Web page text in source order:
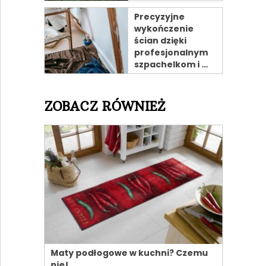
Precyzyjne
wykończenie
ścian dzięki
profesjonalnym
szpachelkom i …
ZOBACZ RÓWNIEŻ
Maty podłogowe w kuchni? Czemu